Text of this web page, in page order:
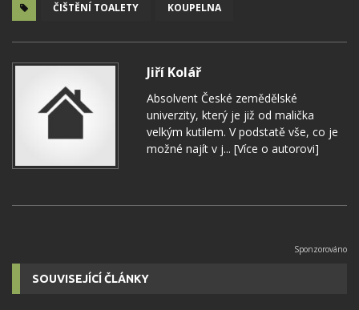
ČIŠTĚNÍ TOALETY KOUPELNA
Jiří Kolář
Absolvent České zemědělské
univerzity, který je již od malička
velkým kutilem. V podstatě vše, co je
možné najít v j... [Více o autorovi]
SOUVISEJÍCÍ ČLÁNKY